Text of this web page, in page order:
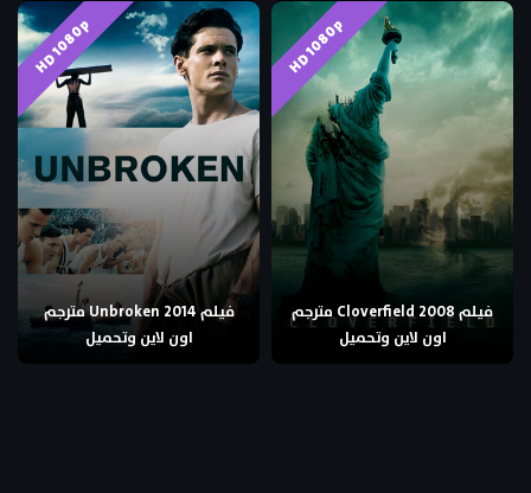
HD 1080p
فيلم Cloverfield 2008 مترجم
اون لاين وتحميل
HD 1080p
فيلم Unbroken 2014 مترجم
اون لاين وتحميل